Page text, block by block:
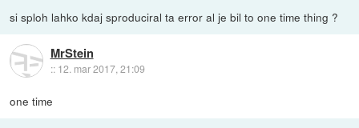
si sploh lahko kdaj sproduciral ta error al je bil to one time thing ?
MrStein
:: 12. mar 2017, 21:09
one time